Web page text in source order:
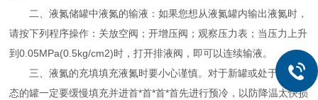
二、液氮储罐中液氮的输液：如果您想从液氮罐内输出液氮时，
请按下列程序操作：关放空阀；开增压阀；观察压力表；当压力上升
到0.05MPa(0.5kg/cm2)时，打开排液阀，即可以连续输液。
三、液氮的充填填充液氮时要小心谨慎。对于新罐或处于干燥状
态的罐一定要缓慢填充并进首*首*首*首先进行预冷，以防降温太快损